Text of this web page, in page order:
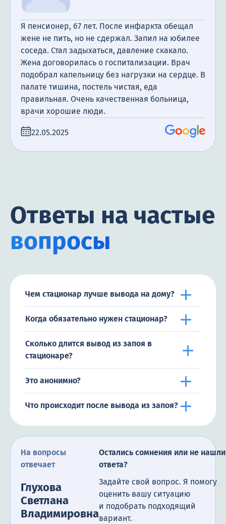
Я пенсионер, 67 лет. После инфаркта обещал
жене не пить, но не сдержал. Запил на юбилее
соседа. Стал задыхаться, давление скакало.
Жена договорилась о госпитализации. Врач
подобрал капельницу без нагрузки на сердце. В
палате тишина, постель чистая, еда
правильная. Очень качественная больница,
врачи хорошие люди.
22.05.2025
Ответы на частые
вопросы
Чем стационар лучше вывода на дому?
Когда обязательно нужен стационар?
Сколько длится вывод из запоя в
стационаре?
Это анонимно?
Что происходит после вывода из запоя?
На вопросы
отвечает
Глухова
Светлана
Владимировна
Остались сомнения или не нашли
ответа?
Задайте свой вопрос. Я помогу
оценить вашу ситуацию
и подобрать подходящий
вариант.